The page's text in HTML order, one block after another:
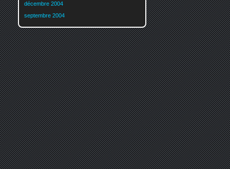
décembre 2004
septembre 2004